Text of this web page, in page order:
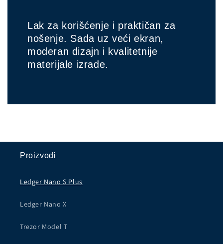
Lak za korišćenje i praktičan za
nošenje. Sada uz veći ekran,
moderan dizajn i kvalitetnije
materijale izrade.
Proizvodi
Ledger Nano S Plus
Ledger Nano X
Trezor Model T